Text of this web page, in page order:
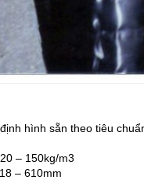
hình sẵn theo tiêu
150kg/m3
– 610mm